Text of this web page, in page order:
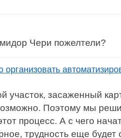
Чери пожелтели?
участок, засаженный
Поэтому мы
процесс. А с чего
трудность еще будет